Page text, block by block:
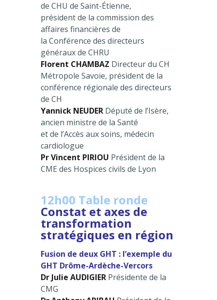
de CHU de Saint-Étienne,
président de la commission des
affaires financières de
la Conférence des directeurs
généraux de CHRU
Florent CHAMBAZ Directeur du CH
Métropole Savoie, président de la
conférence régionale des directeurs
de CH
Yannick NEUDER Député de l’Isère,
ancien ministre de la Santé
et de l’Accès aux soins, médecin
cardiologue
Pr Vincent PIRIOU Président de la
CME des Hospices civils de Lyon
12h00 Table ronde
Constat et axes de
transformation
stratégiques en région
Fusion de deux GHT : l’exemple du
GHT Drôme-Ardèche-Vercors
Dr Julie AUDIGIER Présidente de la
CMG